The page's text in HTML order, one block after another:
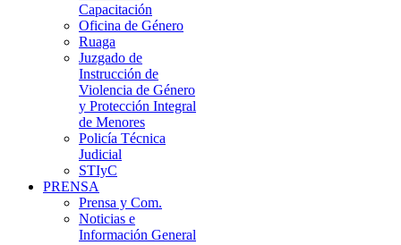
Capacitación
Oficina de Género
Ruaga
Juzgado de
Instrucción de
Violencia de Género
y Protección Integral
de Menores
Policía Técnica
Judicial
STIyC
PRENSA
Prensa y Com.
Noticias e
Información General